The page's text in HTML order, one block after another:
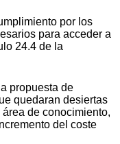
por los
para acceder a
24.4 de la
propuesta de
quedaran desiertas
de conocimiento,
del coste